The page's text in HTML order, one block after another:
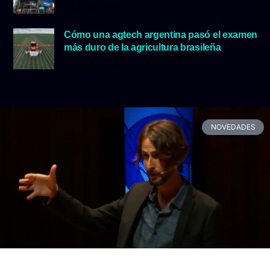
Cómo una agtech argentina pasó el examen
más duro de la agricultura brasileña
NOVEDADES